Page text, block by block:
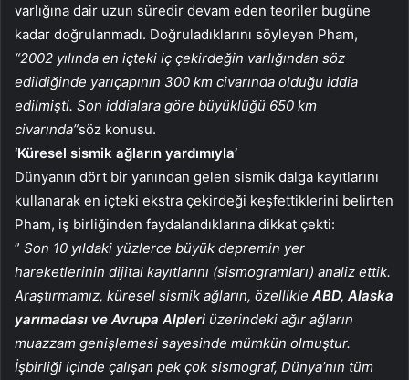
varlığına dair uzun süredir devam eden teoriler bugüne
kadar doğrulanmadı. Doğruladıklarını söyleyen Pham,
“2002 yılında en içteki iç çekirdeğin varlığından söz
edildiğinde yarıçapının 300 km civarında olduğu iddia
edilmişti. Son iddialara göre büyüklüğü 650 km
civarında”söz konusu.
‘Küresel sismik ağların yardımıyla’
Dünyanın dört bir yanından gelen sismik dalga kayıtlarını
kullanarak en içteki ekstra çekirdeği keşfettiklerini belirten
Pham, iş birliğinden faydalandıklarına dikkat çekti:
” Son 10 yıldaki yüzlerce büyük depremin yer
hareketlerinin dijital kayıtlarını (sismogramları) analiz ettik.
Araştırmamız, küresel sismik ağların, özellikle ABD, Alaska
yarımadası ve Avrupa Alpleri üzerindeki ağır ağların
muazzam genişlemesi sayesinde mümkün olmuştur.
İşbirliği içinde çalışan pek çok sismograf, Dünya’nın tüm